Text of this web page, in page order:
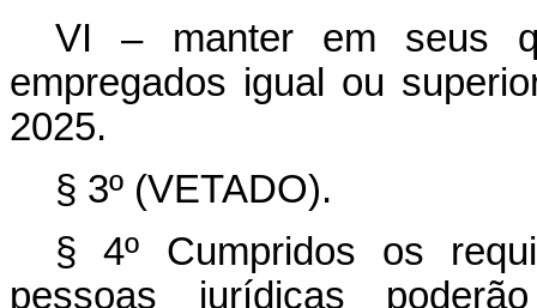
VI – manter em seus
empregados igual ou
2025.
§ 3º (VETADO).
§ 4º Cumpridos os
pessoas jurídicas